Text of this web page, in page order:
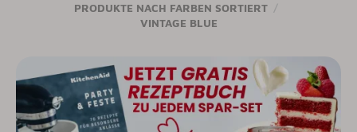
PRODUKTE NACH FARBEN SORTIERT
VINTAGE BLUE